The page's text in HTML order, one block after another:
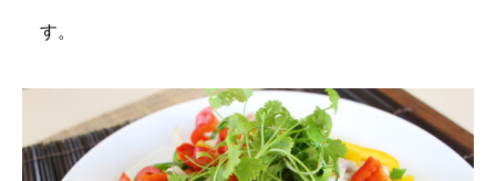
す。